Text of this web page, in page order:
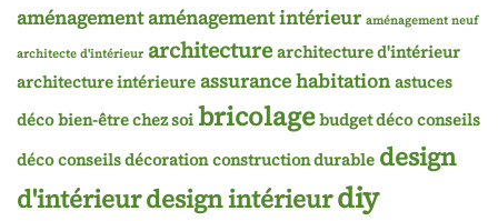
aménagementaménagement intérieur aménagement neuf
architecte d'intérieur architecture architecture d'intérieur
architecture intérieure assurance habitation astuces
déco bien-être chez soi bricolage budget déco conseils
déco conseils décoration construction durable design
d'intérieurdesign intérieurdiy